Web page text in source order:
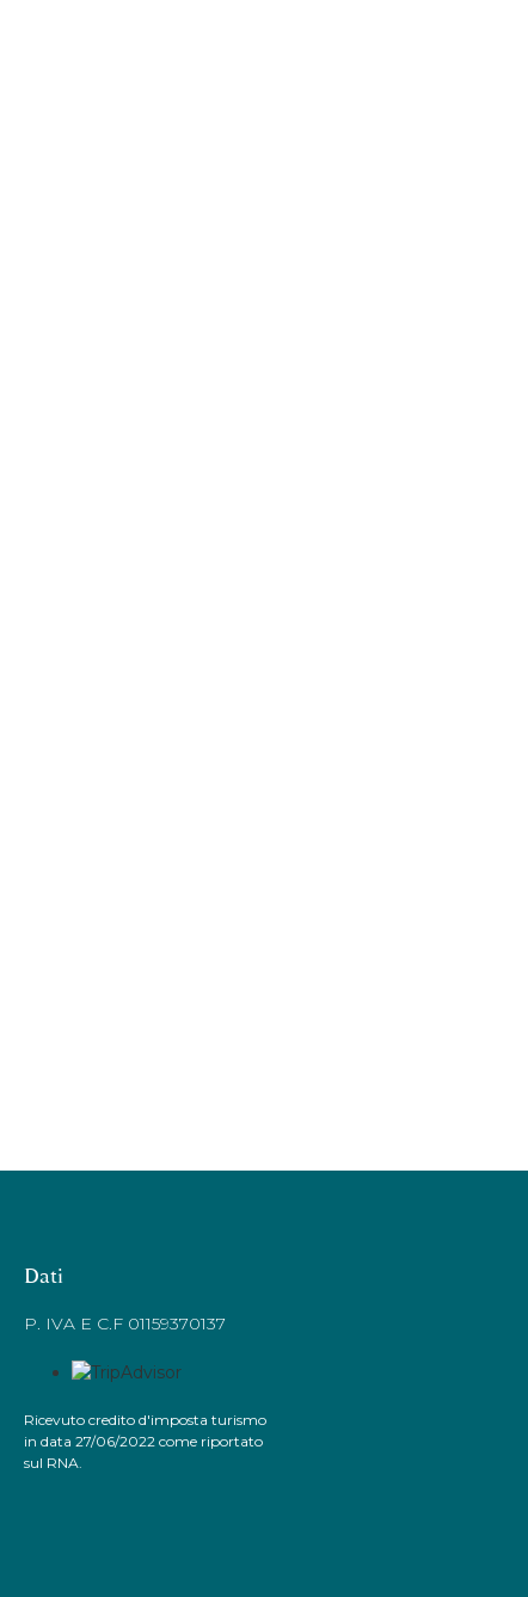
Dati
P. IVA E C.F 01159370137
Ricevuto credito d'imposta turismo
in data 27/06/2022 come riportato
sul RNA.